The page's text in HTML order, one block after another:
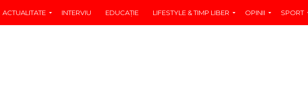
ACTUALITATE INTERVIU EDUCAŢIE LIFESTYLE & TIMP LIBER OPINII SPORT